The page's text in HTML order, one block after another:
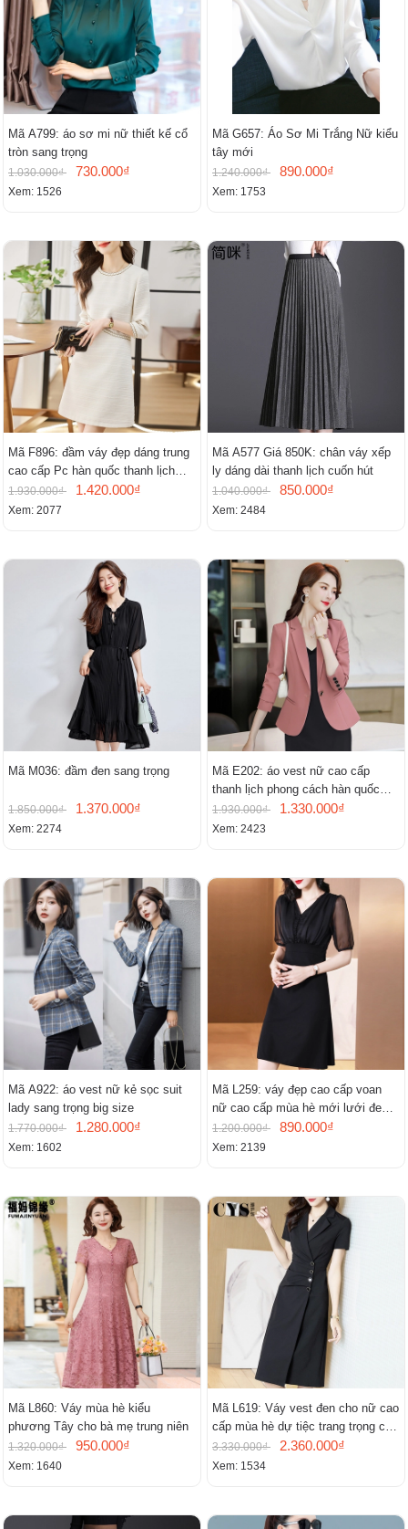
Mã A799: áo sơ mi nữ thiết kế cổ
tròn sang trọng
1.030.000₫ 730.000₫
Xem: 1526
Mã G657: Áo Sơ Mi Trắng Nữ kiểu
tây mới
1.240.000₫ 890.000₫
Xem: 1753
Mã F896: đầm váy đẹp dáng trung
cao cấp Pc hàn quốc thanh lịch
mới
1.930.000₫ 1.420.000₫
Xem: 2077
Mã A577 Giá 850K: chân váy xếp
ly dáng dài thanh lịch cuốn hút
1.040.000₫ 850.000₫
Xem: 2484
Mã M036: đầm đen sang trọng
1.850.000₫ 1.370.000₫
Xem: 2274
Mã E202: áo vest nữ cao cấp
thanh lịch phong cách hàn quốc
mới
1.930.000₫ 1.330.000₫
Xem: 2423
Mã A922: áo vest nữ kẻ sọc suit
lady sang trọng big size
1.770.000₫ 1.280.000₫
Xem: 1602
Mã L259: váy đẹp cao cấp voan
nữ cao cấp mùa hè mới lưới đen
cao cấp khí chất nhỏ tay ngắn
1.200.000₫ 890.000₫
Xem: 2139
Mã L860: Váy mùa hè kiểu
phương Tây cho bà mẹ trung niên
1.320.000₫ 950.000₫
Xem: 1640
Mã L619: Váy vest đen cho nữ cao
cấp mùa hè dự tiệc trang trọng cao
cấp
3.330.000₫ 2.360.000₫
Xem: 1534